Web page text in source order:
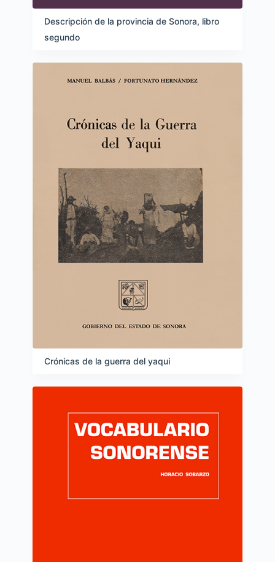
Descripción de la provincia de Sonora, libro
segundo
Crónicas de la guerra del yaqui